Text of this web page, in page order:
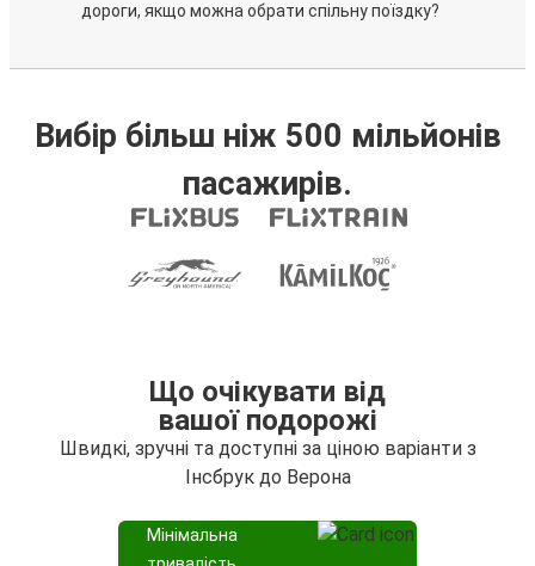
дороги, якщо можна обрати спільну поїздку?
Вибір більш ніж 500 мільйонів
пасажирів.
Що очікувати від
вашої подорожі
Швидкі, зручні та доступні за ціною варіанти з
Інсбрук до Верона
Мінімальна